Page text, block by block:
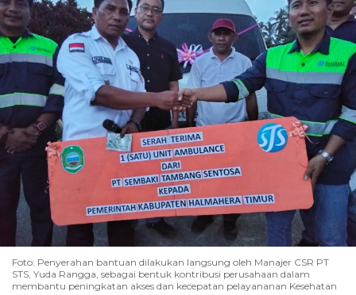
Foto: Penyerahan bantuan dilakukan langsung oleh Manajer CSR PT
STS, Yuda Rangga, sebagai bentuk kontribusi perusahaan dalam
membantu peningkatan akses dan kecepatan pelayananan Kesehatan